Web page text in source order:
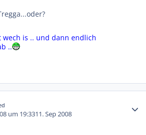
wech is .. und dann endlich
..
um 19:3311. Sep 2008